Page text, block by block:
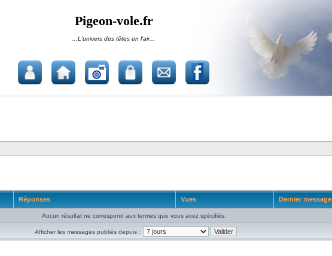
Pigeon-vole.fr
...L'univers des têtes en l'air...
Réponses Vues Dernier message
Aucun résultat ne correspond aux termes que vous avez spécifiés.
Afficher les messages publiés depuis :